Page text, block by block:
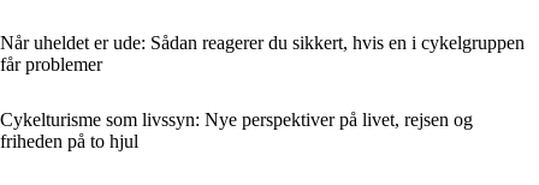
Når uheldet er ude: Sådan reagerer du sikkert, hvis en i cykelgruppen
får problemer
Cykelturisme som livssyn: Nye perspektiver på livet, rejsen og
friheden på to hjul